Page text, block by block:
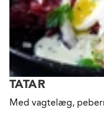
TATAR
Med vagtelæg,